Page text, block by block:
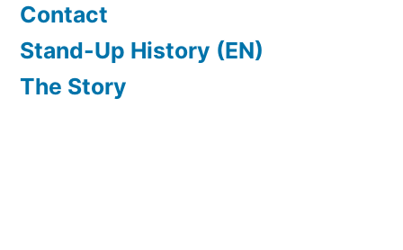
Contact
Stand-Up History (EN)
The Story